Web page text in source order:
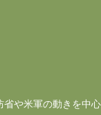
省や米軍の動きを中